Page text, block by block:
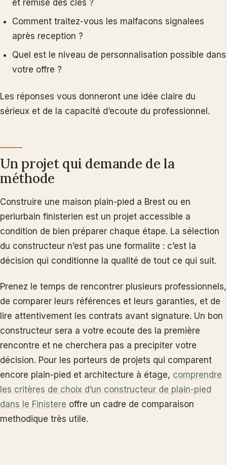
et remise des clés ?
Comment traitez-vous les malfacons signalees
après reception ?
Quel est le niveau de personnalisation possible dans
votre offre ?
Les réponses vous donneront une idée claire du
sérieux et de la capacité d’ecoute du professionnel.
Un projet qui demande de la
méthode
Construire une maison plain-pied a Brest ou en
periurbain finisterien est un projet accessible a
condition de bien préparer chaque étape. La sélection
du constructeur n’est pas une formalite : c’est la
décision qui conditionne la qualité de tout ce qui suit.
Prenez le temps de rencontrer plusieurs professionnels,
de comparer leurs références et leurs garanties, et de
lire attentivement les contrats avant signature. Un bon
constructeur sera a votre ecoute des la première
rencontre et ne cherchera pas a precipiter votre
décision. Pour les porteurs de projets qui comparent
encore plain-pied et architecture à étage, comprendre
les critères de choix d’un constructeur de plain-pied
dans le Finistere offre un cadre de comparaison
methodique très utile.